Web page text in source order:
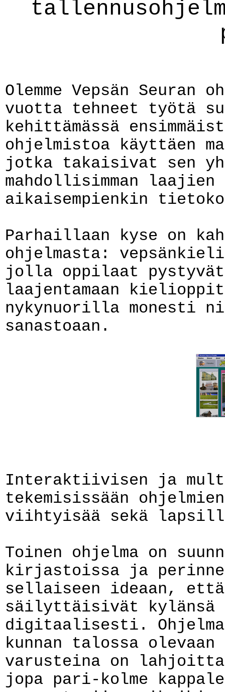
Olemme Vepsän
vuotta tehneet työtä
kehittämässä
ohjelmistoa käyttäen
jotka takaisivat sen
mahdollisimman
aikaisempienkin
Parhaillaan kyse on
ohjelmasta:
jolla oppilaat pystyvät
laajentamaan
nykynuorilla monesti
sanastoaan.
Interaktiivisen ja
tekemisissään
viihtyisää sekä
Toinen ohjelma on
kirjastoissa ja
sellaiseen ideaan,
säilyttäisivät kylänsä
digitaalisesti.
kunnan talossa
varusteina on
jopa pari-kolme